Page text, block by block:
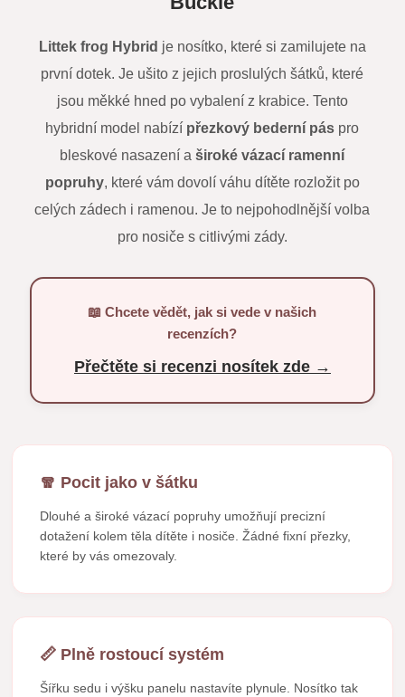
Littek frog Hybrid je nosítko, které si zamilujete na
první dotek. Je ušito z jejich proslulých šátků, které
jsou měkké hned po vybalení z krabice. Tento
hybridní model nabízí přezkový bederní pás pro
bleskové nasazení aširoké vázací ramenní
popruhy, které vám dovolí váhu dítěte rozložit po
celých zádech i ramenou. Je to nejpohodlnější volba
pro nosiče s citlivými zády.
📖 Chcete vědět, jak si vede v našich
recenzích?
Přečtěte si recenzi nosítek zde →
🧣 Pocit jako v šátku
Dlouhé a široké vázací popruhy umožňují precizní
dotažení kolem těla dítěte i nosiče. Žádné fixní přezky,
které by vás omezovaly.
📏 Plně rostoucí systém
Šířku sedu i výšku panelu nastavíte plynule. Nosítko tak